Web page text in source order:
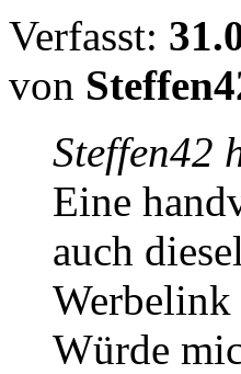
Verfasst:
von
Steffen42
Eine
auch
Würde